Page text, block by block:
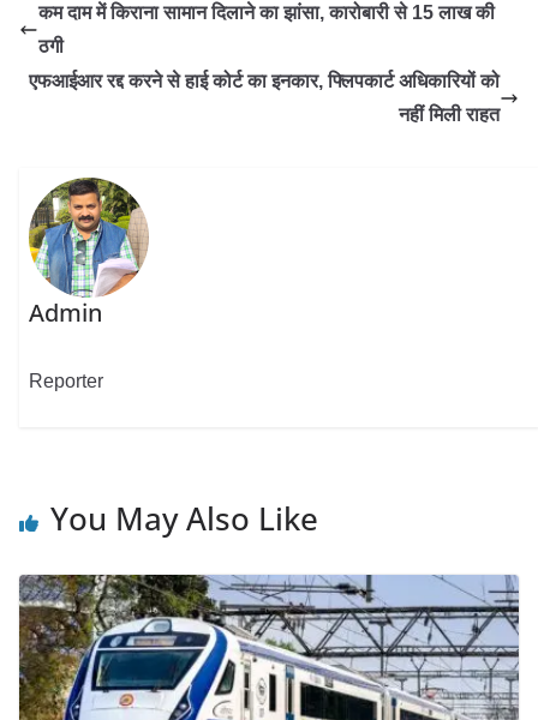
कम दाम में किराना सामान दिलाने का झांसा, कारोबारी से 15 लाख की
ठगी
एफआईआर रद्द करने से हाई कोर्ट का इनकार, फ्लिपकार्ट अधिकारियों को
नहीं मिली राहत
Admin
Reporter
You May Also Like